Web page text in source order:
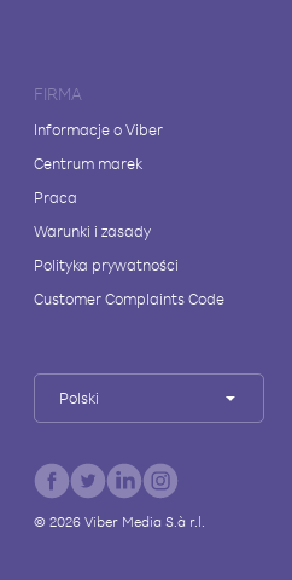
FIRMA
Informacje o Viber
Centrum marek
Praca
Warunki i zasady
Polityka prywatności
Customer Complaints Code
Polski
© 2026Viber Media S.à r.l.